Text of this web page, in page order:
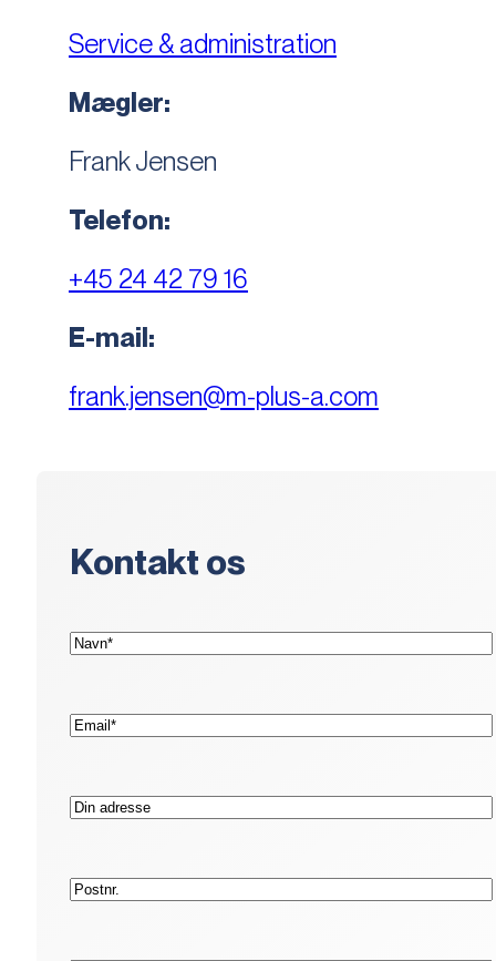
Service & administration
Mægler:
Frank Jensen
Telefon:
+45 24 42 79 16
E-mail:
frank.jensen@m-plus-a.com
Kontakt os
Navn*
E-
mail*
Adresse
Postnummer
Telefon*